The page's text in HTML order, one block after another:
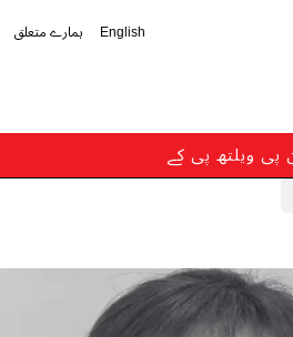
English ہمارے متعلق
پی ویلتھ پی کے